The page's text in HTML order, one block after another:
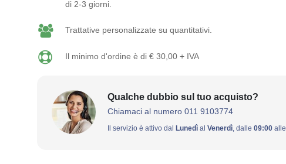
di 2-3 giorni.
Trattative personalizzate su quantitativi.
Il minimo d'ordine è di € 30,00 + IVA
Qualche dubbio sul tuo acquisto?
Chiamaci al numero 011 9103774
Il servizio è attivo dal Lunedìal Venerdì, dalle 09:00alle